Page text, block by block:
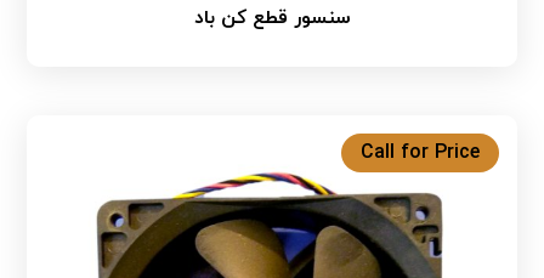
سنسور قطع کن باد
Call for Price